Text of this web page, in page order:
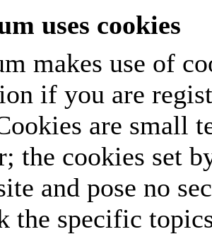
uses cookies
makes use of
if you are
are small
the cookies set
and pose no
the specific